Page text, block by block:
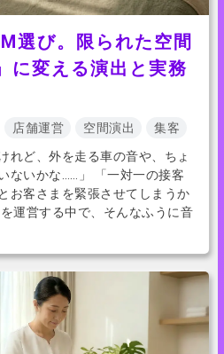
選び。限られた空間
に変える演出と実務
店舗運営 空間演出
集客
れど、外を走る車の音や、ちょ
ないかな……」 「一対一の接客
お客さまを緊張させてしまうか
運営する中で、そんなふうに音